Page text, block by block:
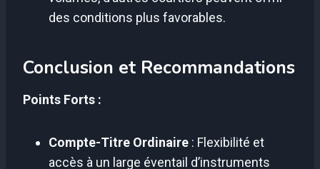
des conditions plus favorables.
Conclusion et Recommandations
Points Forts :
Compte-Titre Ordinaire : Flexibilité et
accès à un large éventail d’instruments